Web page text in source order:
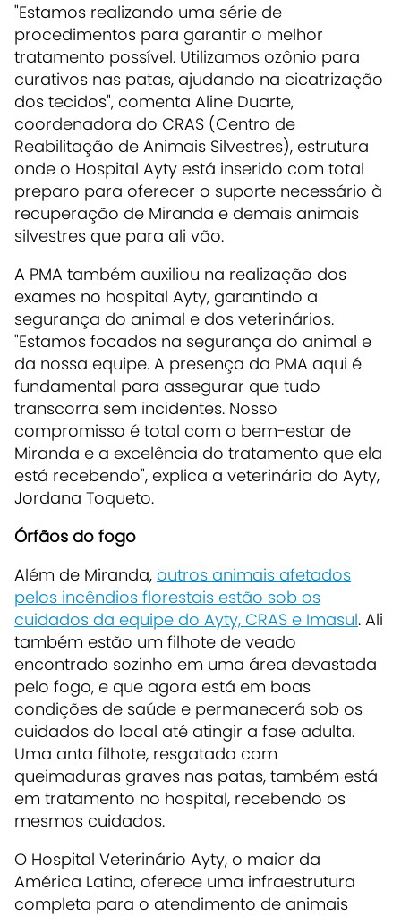
"Estamos realizando uma série de
procedimentos para garantir o melhor
tratamento possível. Utilizamos ozônio para
curativos nas patas, ajudando na cicatrização
dos tecidos", comenta Aline Duarte,
coordenadora do CRAS (Centro de
Reabilitação de Animais Silvestres), estrutura
onde o Hospital Ayty está inserido com total
preparo para oferecer o suporte necessário à
recuperação de Miranda e demais animais
silvestres que para ali vão.
A PMA também auxiliou na realização dos
exames no hospital Ayty, garantindo a
segurança do animal e dos veterinários.
"Estamos focados na segurança do animal e
da nossa equipe. A presença da PMA aqui é
fundamental para assegurar que tudo
transcorra sem incidentes. Nosso
compromisso é total com o bem-estar de
Miranda e a excelência do tratamento que ela
está recebendo", explica a veterinária do Ayty,
Jordana Toqueto.
Órfãos do fogo
Além de Miranda, outros animais afetados
pelos incêndios florestais estão sob os
cuidados da equipe do Ayty, CRAS e Imasul. Ali
também estão um filhote de veado
encontrado sozinho em uma área devastada
pelo fogo, e que agora está em boas
condições de saúde e permanecerá sob os
cuidados do local até atingir a fase adulta.
Uma anta filhote, resgatada com
queimaduras graves nas patas, também está
em tratamento no hospital, recebendo os
mesmos cuidados.
O Hospital Veterinário Ayty, o maior da
América Latina, oferece uma infraestrutura
completa para o atendimento de animais